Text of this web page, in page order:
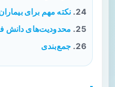
نکته مهم برای
محدودیت‌های دانش
جمع‌بندی